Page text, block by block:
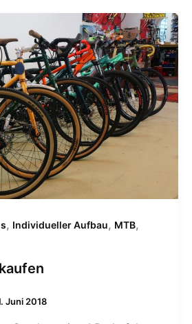
, Individueller Aufbau, MTB,
Juni 2018